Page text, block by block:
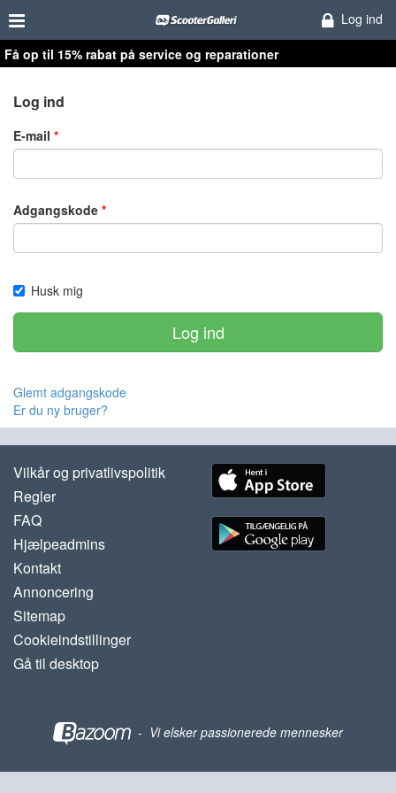
Log ind
Få op til 15% rabat på service og reparationer
Log ind
E-mail
Adgangskode
Husk mig
Log ind
Glemt adgangskode
Er du ny bruger?
Vilkår og privatlivspolitik
Regler
FAQ
Hjælpeadmins
Kontakt
Annoncering
Sitemap
Cookieindstillinger
Gå til desktop
- Vi elsker passionerede mennesker